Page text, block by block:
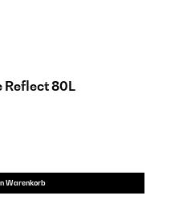
Reflect 80L
Warenkorb